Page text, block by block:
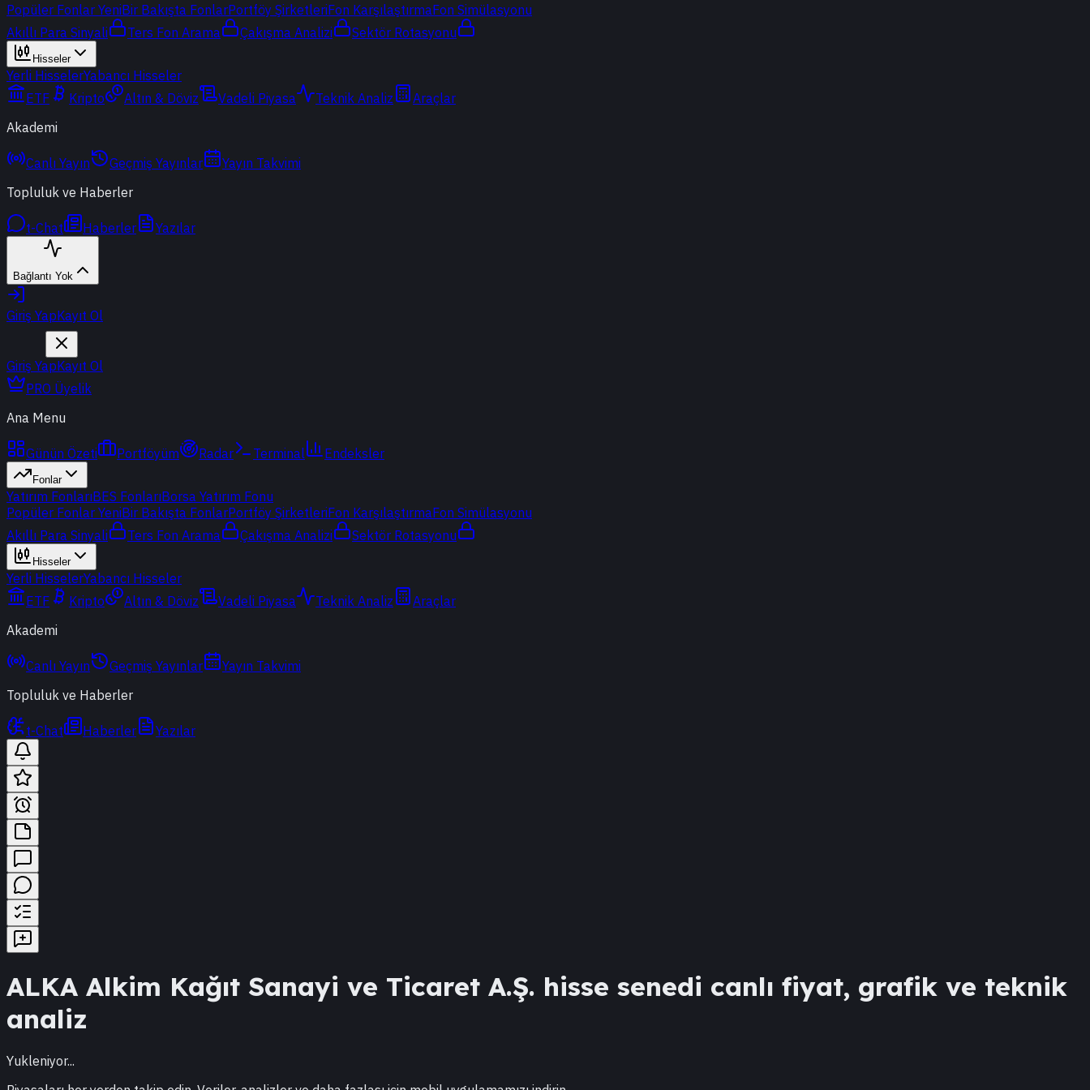
Popüler Fonlar YeniBir Bakışta FonlarPortföy ŞirketleriFon KarşılaştırmaFon Simülasyonu
Akıllı Para Sinyali
Ters Fon Arama Çakışma Analizi Sektör Rotasyonu
Hisseler
Yerli HisselerYabancı Hisseler
ETF
Kripto Altın & Döviz Vadeli Piyasa Teknik Analiz
Araçlar
Akademi
Canlı Yayın Geçmiş Yayınlar
Yayın Takvimi
Topluluk ve Haberler
t-Chat Haberler Yazılar
Bağlantı Yok
Giriş YapKayıt Ol
Giriş YapKayıt Ol
PRO Üyelik
Ana Menu
Günün Özeti Portföyüm Radar Terminal Endeksler
Fonlar
Yatırım FonlarıBES FonlarıBorsa Yatırım Fonu
Popüler Fonlar YeniBir Bakışta FonlarPortföy ŞirketleriFon KarşılaştırmaFon Simülasyonu
Akıllı Para Sinyali
Ters Fon Arama Çakışma Analizi Sektör Rotasyonu
Hisseler
Yerli HisselerYabancı Hisseler
ETF
Kripto Altın & Döviz Vadeli Piyasa Teknik Analiz
Araçlar
Akademi
Canlı Yayın Geçmiş Yayınlar
Yayın Takvimi
Topluluk ve Haberler
t-Chat Haberler Yazılar
ALKA Alkim Kağıt Sanayi ve Ticaret A.Ş. hisse senedi canlı fiyat, grafik ve teknik
analiz
Yukleniyor...